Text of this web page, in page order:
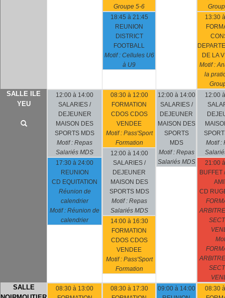
Groupe 5-6
18:45 à 21:45
REUNION
DISTRICT
FOOTBALL
Motif : Cellules U6
à U9
13:30
DE LA
Motif :
la
SALLE ILE
YEU
12:00 à 14:00
SALARIES /
DEJEUNER
MAISON DES
SPORTS MDS
Motif : Repas
Salariés MDS
17:30 à 24:00
REUNION
CD EQUITATION
Réunion de
calendrier
Motif : Réunion de
calendrier
08:30 à 12:00
FORMATION
CDOS CDOS
VENDEE
Motif : Pass'Sport
Formation
12:00 à 14:00
SALARIES /
DEJEUNER
MAISON DES
SPORTS MDS
Motif : Repas
Salariés MDS
14:00 à 16:30
FORMATION
CDOS CDOS
VENDEE
Motif : Pass'Sport
Formation
12:00 à 14:00
SALARIES /
DEJEUNER
MAISON DES
SPORTS
MDS
Motif : Repas
Salariés MDS
12:00
Motif :
21:00
BUFFET
CD
SALLE
08:30 à 13:00
08:30 à 17:30
09:00 à 14:00
08:30